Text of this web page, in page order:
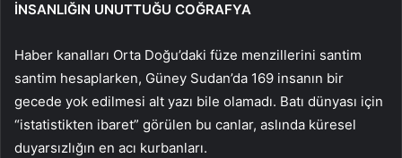
İNSANLIĞIN UNUTTUĞU COĞRAFYA
Haber kanalları Orta Doğu’daki füze menzillerini santim
santim hesaplarken, Güney Sudan’da 169 insanın bir
gecede yok edilmesi alt yazı bile olamadı. Batı dünyası için
“istatistikten ibaret” görülen bu canlar, aslında küresel
duyarsızlığın en acı kurbanları.